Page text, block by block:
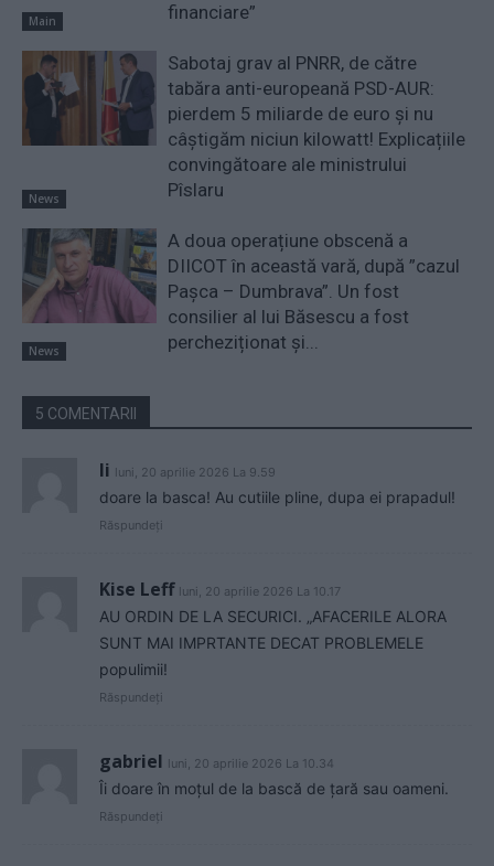
Main
financiare”
News
Sabotaj grav al PNRR, de către
tabăra anti-europeană PSD-AUR:
pierdem 5 miliarde de euro și nu
câștigăm niciun kilowatt! Explicațiile
convingătoare ale ministrului
Pîslaru
News
A doua operațiune obscenă a
DIICOT în această vară, după ”cazul
Pașca – Dumbrava”. Un fost
consilier al lui Băsescu a fost
percheziționat și...
5 COMENTARII
Ii luni, 20 aprilie 2026 La 9.59
doare la basca! Au cutiile pline, dupa ei prapadul!
Răspundeți
Kise Leff luni, 20 aprilie 2026 La 10.17
AU ORDIN DE LA SECURICI. „AFACERILE ALORA
SUNT MAI IMPRTANTE DECAT PROBLEMELE
populimii!
Răspundeți
gabriel luni, 20 aprilie 2026 La 10.34
Îi doare în moțul de la bască de țară sau oameni.
Răspundeți